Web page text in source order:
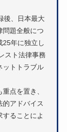
後、日本最大
問題全般につ
25年に独立し
スト法律事務
ットトラブル
点を置き、
的アドバイス
ることによ